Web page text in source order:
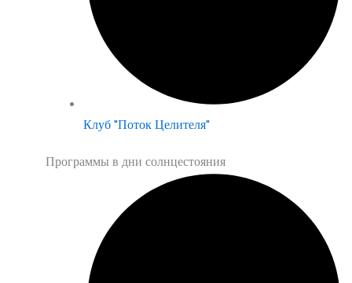
Клуб "Поток Целителя"
Программы в дни солнцестояния